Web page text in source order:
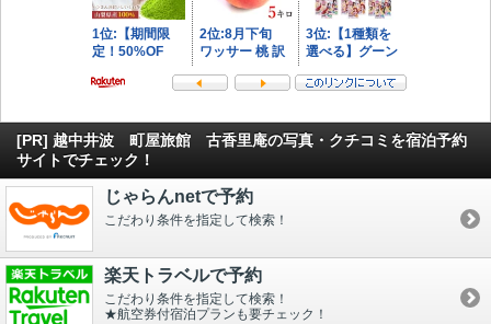
[PR] 越中井波 町屋旅館 古香里庵の写真・クチコミを宿泊予約
サイトでチェック！
じゃらんnetで予約
こだわり条件を指定して検索！
楽天トラベルで予約
こだわり条件を指定して検索！
★航空券付宿泊プランも要チェック！